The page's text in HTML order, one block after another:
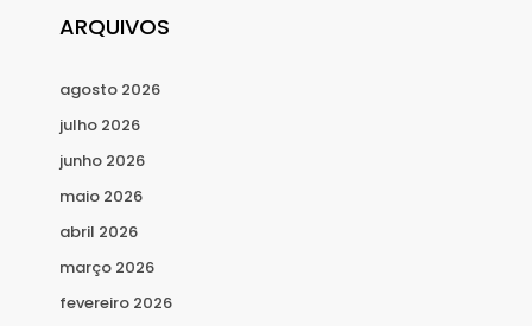
ARQUIVOS
agosto 2026
julho 2026
junho 2026
maio 2026
abril 2026
março 2026
fevereiro 2026